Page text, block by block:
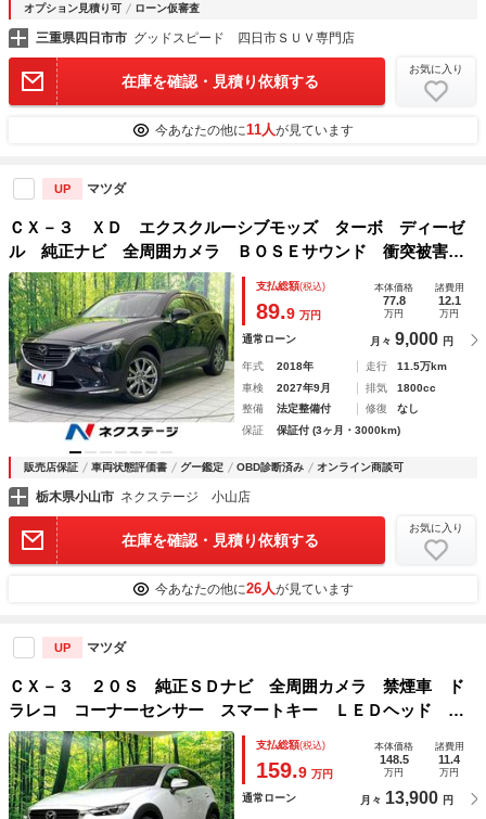
オプション見積り可
ローン仮審査
三重県四日市市 グッドスピード 四日市ＳＵＶ専門店
在庫を確認・見積り依頼する
お気に入り
今あなたの他に11人が見ています
UP マツダ
ＣＸ－３ ＸＤ エクスクルーシブモッズ ターボ ディーゼ
ル 純正ナビ 全周囲カメラ ＢＯＳＥサウンド 衝突被害軽
減システム レーダークルーズ レザーシート パワーシー
ト コーナーセンサー スマートキー ＬＥＤヘッド＆フォ
グ オートライト
支払総額(税込)
89.9 万円
本体価格
77.8
万円
諸費用
12.1
万円
通常ローン 月々 9,000 円
年式 2018年 走行
11.5万km
車検
2027年9月 排気
1800cc
整備
法定整備付 修復
なし
保証
保証付 (3ヶ月・3000km)
販売店保証 車両状態評価書 グー鑑定 OBD診断済み オンライン商談可
栃木県小山市 ネクステージ 小山店
在庫を確認・見積り依頼する
お気に入り
今あなたの他に26人が見ています
UP マツダ
ＣＸ－３ ２０Ｓ 純正ＳＤナビ 全周囲カメラ 禁煙車 ド
ラレコ コーナーセンサー スマートキー ＬＥＤヘッド ビ
ルトインＥＴＣ 純正１６インチアルミ 車線逸脱警報 オー
トライト オートエアコン
支払総額(税込)
159.9 万円
本体価格
148.5
万円
諸費用
11.4
万円
通常ローン 月々 13,900 円